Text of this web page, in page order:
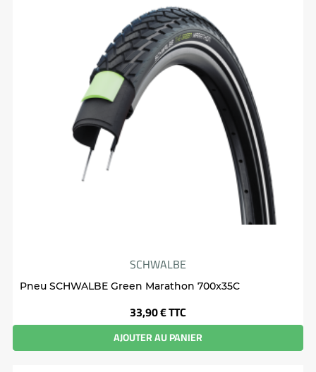
SCHWALBE
Pneu SCHWALBE Green Marathon 700x35C
Prix
33,90 €TTC
AJOUTER AU PANIER